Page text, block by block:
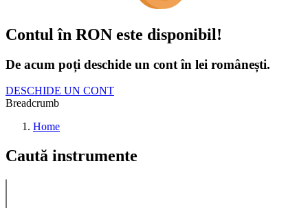
Contul în RON este disponibil!
De acum poți deschide un cont în lei românești.
DESCHIDE UN CONT
Breadcrumb
Home
Caută instrumente